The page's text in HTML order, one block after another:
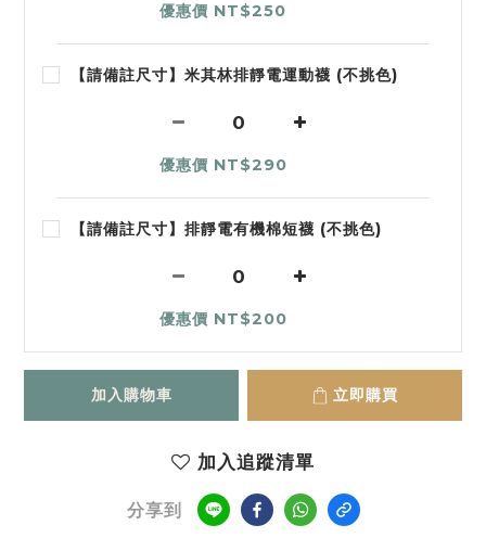
優惠價 NT$250
【請備註尺寸】米其林排靜電運動襪 (不挑色)
優惠價 NT$290
【請備註尺寸】排靜電有機棉短襪 (不挑色)
優惠價 NT$200
加入購物車 立即購買
加入追蹤清單
分享到